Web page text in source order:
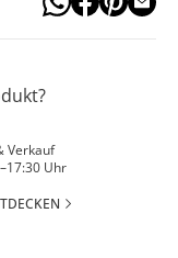
Verkauf
Uhr